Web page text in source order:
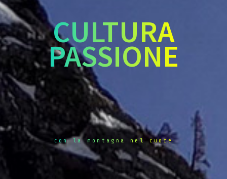
CULTURA
PASSIONE
con la montagna nel cuore